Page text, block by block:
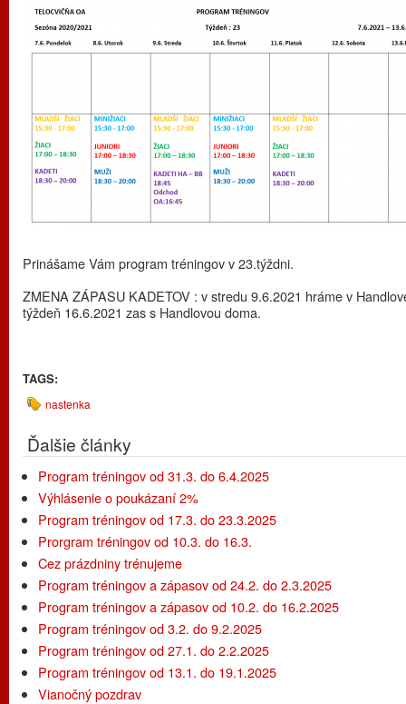
Prinášame Vám program tréningov v 23.týždni.
ZMENA ZÁPASU KADETOV : v stredu 9.6.2021 hráme v
týždeň 16.6.2021 zas s Handlovou doma.
TAGS:
nastenka
Ďalšie články
Program tréningov od 31.3. do 6.4.2025
Výhlásenie o poukázaní 2%
Program tréningov od 17.3. do 23.3.2025
Prorgram tréningov od 10.3. do 16.3.
Cez prázdniny trénujeme
Program tréningov a zápasov od 24.2. do 2.3.2025
Program tréningov a zápasov od 10.2. do 16.2.2025
Program tréningov od 3.2. do 9.2.2025
Program tréningov od 27.1. do 2.2.2025
Program tréningov od 13.1. do 19.1.2025
Vianočný pozdrav